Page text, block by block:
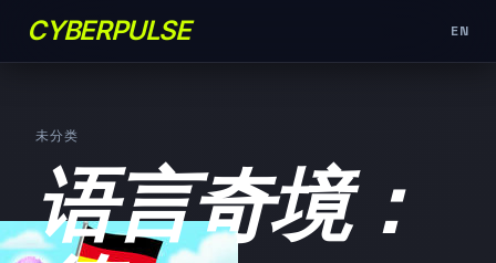
CYBERPULSE EN
未分类
语言奇境：